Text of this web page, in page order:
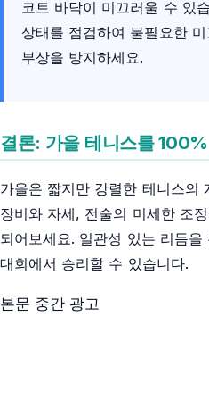
코트 바닥이 미끄러울 수 있
상태를 점검하여 불필요한
부상을 방지하세요.
결론: 가을 테니스를
가을은 짧지만 강렬한 테니스의
장비와 자세, 전술의 미세한 조
되어보세요. 일관성 있는 리듬
대회에서 승리할 수 있습니다.
본문 중간 광고